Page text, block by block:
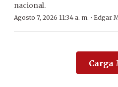
nacional.
Agosto 7, 2026 11:34 a. m. · Edgar
Carga